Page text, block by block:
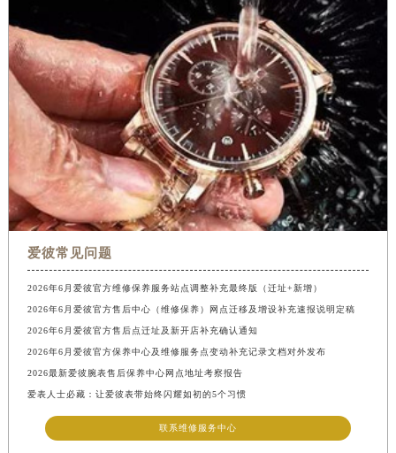
爱彼常见问题
2026年6月爱彼官方维修保养服务站点调整补充最终版（迁址+新增）
2026年6月爱彼官方售后中心（维修保养）网点迁移及增设补充速报说明定稿
2026年6月爱彼官方售后点迁址及新开店补充确认通知
2026年6月爱彼官方保养中心及维修服务点变动补充记录文档对外发布
2026最新爱彼腕表售后保养中心网点地址考察报告
爱表人士必藏：让爱彼表带始终闪耀如初的5个习惯
联系维修服务中心